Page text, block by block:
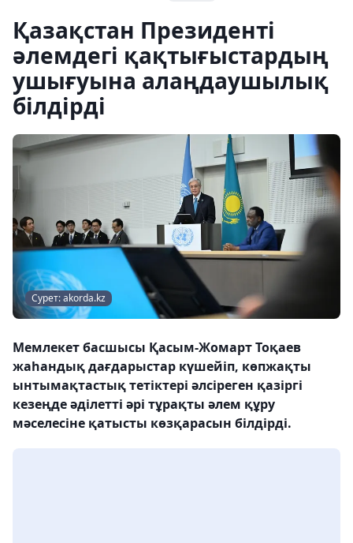
Қазақстан Президенті
әлемдегі қақтығыстардың
ушығуына алаңдаушылық
білдірді
Сурет: akorda.kz
Мемлекет басшысы Қасым-Жомарт Тоқаев
жаһандық дағдарыстар күшейіп, көпжақты
ынтымақтастық тетіктері әлсіреген қазіргі
кезеңде әділетті әрі тұрақты әлем құру
мәселесіне қатысты көзқарасын білдірді.